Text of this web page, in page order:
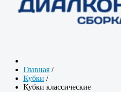
Главная /
Кубки /
Кубки классические